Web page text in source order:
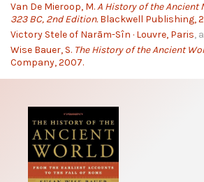
Van De Mieroop, M.A History of the Ancient
323 BC, 2nd Edition.Blackwell Publishing,
Victory Stele of Narām-Sîn · Louvre, Paris,
Wise Bauer, S. The History of the Ancient
Company, 2007.